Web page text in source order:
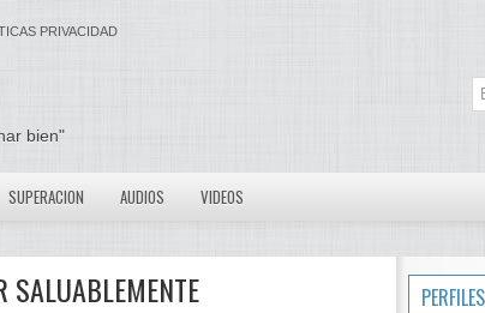
PRIVACIDAD
bien"
SUPERACION AUDIOS VIDEOS
SALUABLEMENTE